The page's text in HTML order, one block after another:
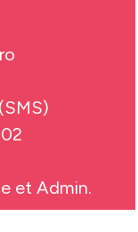
et Admin.